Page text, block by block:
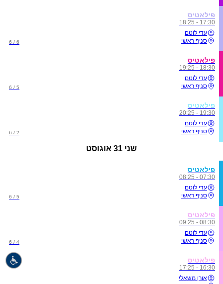
פילאטיס
17:30 - 18:25
עדי לוטם
סניף ראשי
6 / 6
פילאטיס
18:30 - 19:25
עדי לוטם
סניף ראשי
5 / 6
פילאטיס
19:30 - 20:25
עדי לוטם
סניף ראשי
2 / 6
שני 31 אוגוסט
פילאטיס
07:30 - 08:25
עדי לוטם
סניף ראשי
5 / 6
פילאטיס
08:30 - 09:25
עדי לוטם
סניף ראשי
4 / 6
פילאטיס
16:30 - 17:25
אורן משאלי